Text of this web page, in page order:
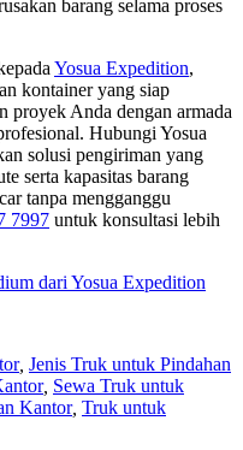
barang selama proses
Yosua Expedition,
kontainer yang siap
proyek Anda dengan armada
Hubungi Yosua
solusi pengiriman yang
serta kapasitas barang
tanpa mengganggu
7997 untuk konsultasi lebih
dari Yosua Expedition
, Jenis Truk untuk Pindahan
, Sewa Truk untuk
Kantor, Truk untuk